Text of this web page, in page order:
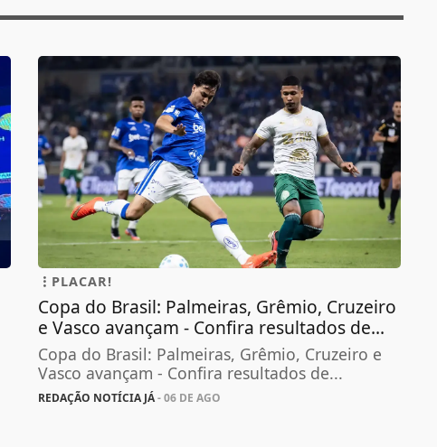
PLACAR!
Copa do Brasil: Palmeiras, Grêmio, Cruzeiro
e Vasco avançam - Confira resultados de...
Copa do Brasil: Palmeiras, Grêmio, Cruzeiro e
Vasco avançam - Confira resultados de...
REDAÇÃO NOTÍCIA JÁ- 06 DE AGO